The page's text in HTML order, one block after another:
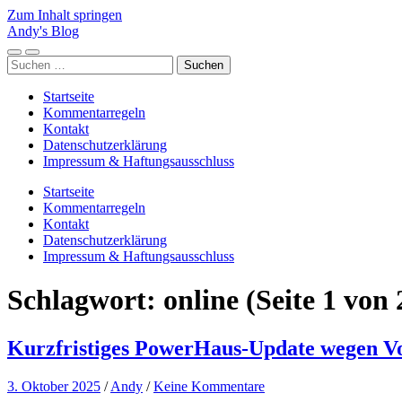
Zum Inhalt springen
Andy's Blog
Mobile-
Menü
Suchfeld
ein-/ausblenden
Suchen
nach:
Startseite
Kommentarregeln
Kontakt
Datenschutzerklärung
Impressum & Haftungsausschluss
Startseite
Kommentarregeln
Kontakt
Datenschutzerklärung
Impressum & Haftungsausschluss
Schlagwort: online (Seite 1 von
Kurzfristiges PowerHaus-Update wegen
3. Oktober 2025 /Andy /Keine Kommentare